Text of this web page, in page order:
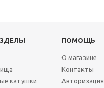
ПОМОЩЬ
катушки
О магазине
Контакты
Авторизация